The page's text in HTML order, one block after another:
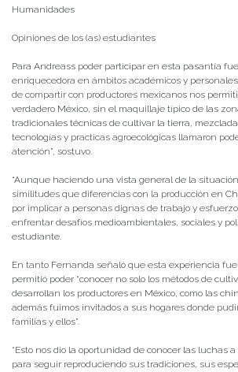
Humanidades
Opiniones de los (as) estudiantes
Para Andreass poder participar en esta pasantía
enriquecedora en ámbitos académicos y
de compartir con productores mexicanos nos
verdadero México, sin el maquillaje típico de las
tradicionales técnicas de cultivar la tierra,
tecnologías y practicas agroecológicas llamaron
atención”, sostuvo.
“Aunque haciendo una vista general de la
similitudes que diferencias con la producción en
por implicar a personas dignas de trabajo y
enfrentar desafíos medioambientales, sociales y
estudiante.
En tanto Fernanda señaló que esta experiencia
permitió poder “conocer no solo los métodos de
desarrollan los productores en México, como las
además fuimos invitados a sus hogares donde
familias y ellos”.
“Esto nos dio la oportunidad de conocer las luchas
para seguir reproduciendo sus tradiciones, sus